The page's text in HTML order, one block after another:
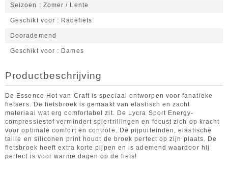
Seizoen Zomer / Lente
Geschikt voor Racefiets
Doorademend
Geschikt voor Dames
Productbeschrijving
De Essence Hot van Craft is speciaal ontworpen voor fanatieke
fietsers. De fietsbroek is gemaakt van elastisch en zacht
materiaal wat erg comfortabel zit. De Lycra Sport Energy-
compressiestof vermindert spiertrillingen en focust zich op kracht
voor optimale comfort en controle. De pijpuiteinden, elastische
taille en siliconen print houdt de broek perfect op zijn plaats. De
fietsbroek heeft extra korte pijpen en is ademend waardoor hij
perfect is voor warme dagen op de fiets!